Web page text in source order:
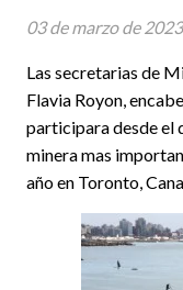
Las secretarias de
Flavia Royon,
participara desde el
minera mas
año en Toronto,
03 de marzo de 2023